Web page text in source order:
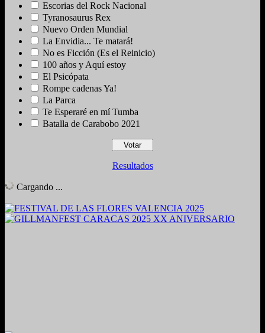
Escorias del Rock Nacional
Tyranosaurus Rex
Nuevo Orden Mundial
La Envidia... Te matará!
No es Ficción (Es el Reinicio)
100 años y Aquí estoy
El Psicópata
Rompe cadenas Ya!
La Parca
Te Esperaré en mí Tumba
Batalla de Carabobo 2021
Resultados
Cargando ...